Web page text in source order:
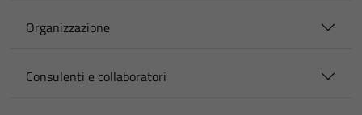
Organizzazione
Consulenti e collaboratori